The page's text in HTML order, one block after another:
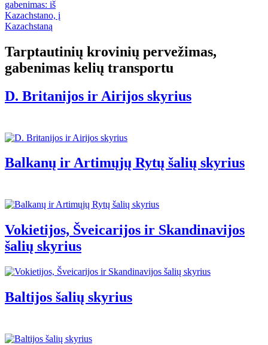
Tarptautinių krovinių pervežimas,
gabenimas kelių transportu
D. Britanijos ir Airijos skyrius
Balkanų ir Artimųjų Rytų šalių skyrius
Vokietijos, Šveicarijos ir Skandinavijos
šalių skyrius
Baltijos šalių skyrius